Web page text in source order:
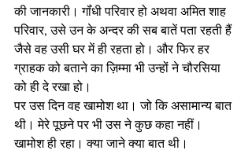
की जानकारी। गॉंधी परिवार हो अथवा अमित शाह
परिवार, उसे उन के अन्दर की सब बातें पता रहती हैं
जैसे वह उसी घर में ही रहता हो। और फिर हर
ग्राहक को बताने का ज़िम्मा भी उन्हों ने चौरसिया
को ही दे रखा हो।
पर उस दिन वह खामोश था। जो कि असामान्य बात
थी। मेरे पूछने पर भी उस ने कुछ कहा नहीं।
खामोश ही रहा। क्या जाने क्या बात थी।